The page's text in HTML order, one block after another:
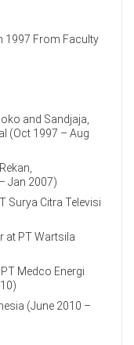
1997 From Faculty
and Sandjaja,
(Oct 1997 – Aug
Jan 2007)
Surya Citra Televisi
at PT Wartsila
Medco Energi
(June 2010 –